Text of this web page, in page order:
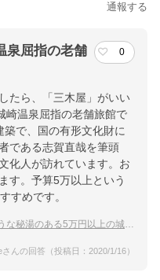
通報する
泉屈指の老舗
0
たら、「三木屋」がいい
崎温泉屈指の老舗旅館で
で、国の有形文化財に
である志賀直哉を筆頭
化人が訪れています。お
す。予算5万以上という
すめです。
万円以上の城崎温泉の高級旅館を教えてください。
さんの回答（投稿日：2020/1/16）